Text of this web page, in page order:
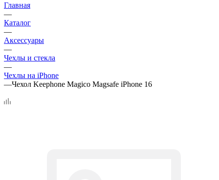
Главная
—
Каталог
—
Аксессуары
—
Чехлы и стекла
—
Чехлы на iPhone
—Чехол Keephone Magico Magsafe iPhone 16